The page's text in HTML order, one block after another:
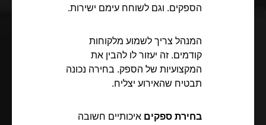
הספקים. וגם לשוחח עימם ישירות.
המנהל צריך לשמוע מלקוחות
קודמים. זה יעזור לו להבין את
המקצועיות של הספק. בחירה נכונה
תבטיח שהאירוע יצליח.
בחירת ספקים איכותיים חשובה